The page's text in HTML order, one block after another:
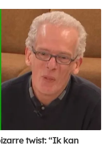
twist: “Ik kan